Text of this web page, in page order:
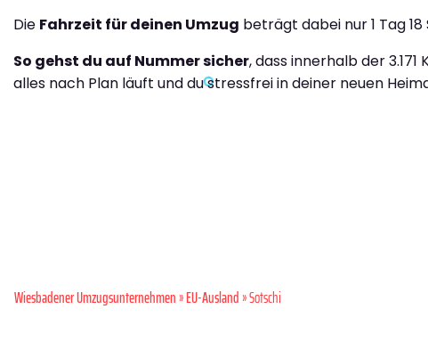
Die Fahrzeit für deinen Umzug beträgt dabei nur 1 Tag 18
So gehst du auf Nummer sicher, dass innerhalb der 3.171
alles nach Plan läuft und du stressfrei in deiner neuen
Wiesbadener Umzugsunternehmen»EU-Ausland» Sotschi